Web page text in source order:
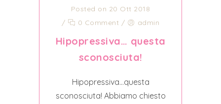
Posted on 20 Ott 2018
/
0 Comment / admin
Hipopressiva… questa
sconosciuta!
Hipopressiva…questa
sconosciuta! Abbiamo chiesto